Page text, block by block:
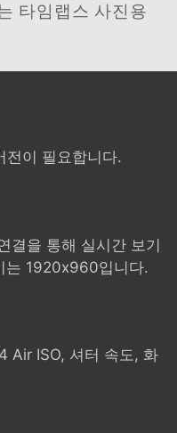
타임랩스 사진용
이 필요합니다.
결을 통해 실시간 보기
는 1920x960입니다.
Air ISO, 셔터 속도, 화